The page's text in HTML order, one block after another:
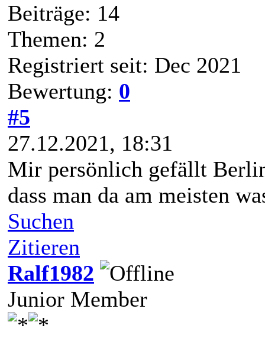
Beiträge: 14
Themen: 2
Registriert seit: Dec 2021
Bewertung: 0
#5
27.12.2021, 18:31
Mir persönlich gefällt
dass man da am meisten
Suchen
Zitieren
Ralf1982
Junior Member